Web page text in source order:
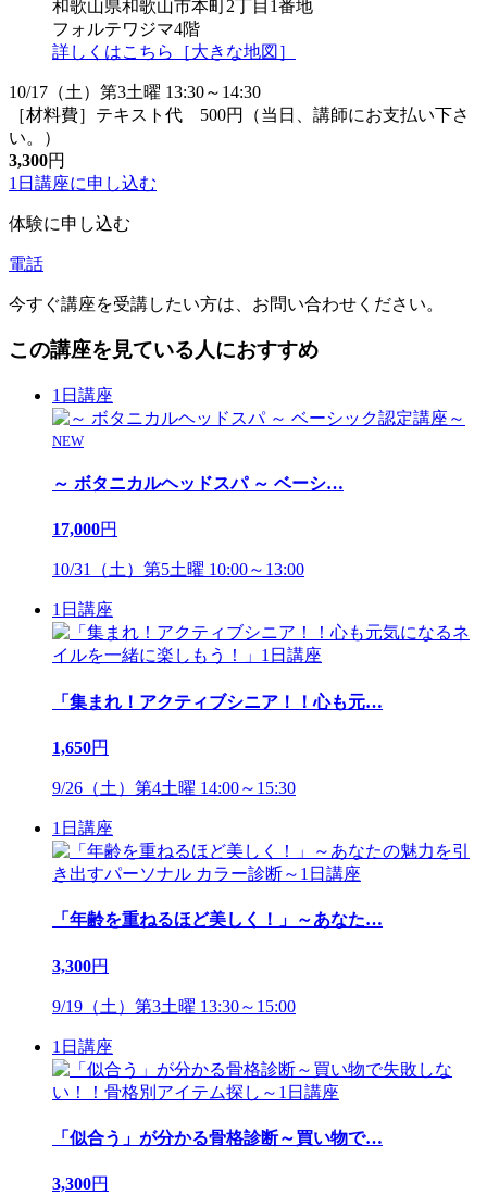
和歌山県和歌山市本町2丁目1番地
フォルテワジマ4階
詳しくはこちら［大きな地図］
10/17（土）第3土曜 13:30～14:30
［材料費］テキスト代 500円（当日、講師にお支払い下さ
い。）
3,300円
1日講座に申し込む
体験に申し込む
電話
今すぐ講座を受講したい方は、お問い合わせください。
この講座を見ている人におすすめ
1日講座
NEW
～ ボタニカルヘッドスパ ～ ベーシ…
17,000円
10/31（土）第5土曜 10:00～13:00
1日講座
「集まれ！アクティブシニア！！心も元…
1,650円
9/26（土）第4土曜 14:00～15:30
1日講座
「年齢を重ねるほど美しく！」～あなた…
3,300円
9/19（土）第3土曜 13:30～15:00
1日講座
「似合う」が分かる骨格診断～買い物で…
3,300円